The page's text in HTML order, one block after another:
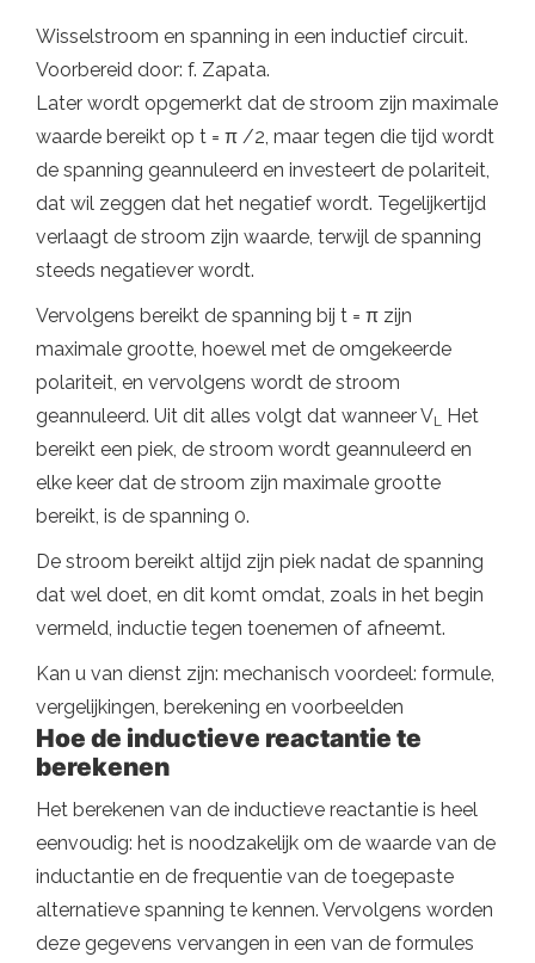
Wisselstroom en spanning in een inductief circuit.
Voorbereid door: f. Zapata.
Later wordt opgemerkt dat de stroom zijn maximale
waarde bereikt op t = π /2, maar tegen die tijd wordt
de spanning geannuleerd en investeert de polariteit,
dat wil zeggen dat het negatief wordt. Tegelijkertijd
verlaagt de stroom zijn waarde, terwijl de spanning
steeds negatiever wordt.
Vervolgens bereikt de spanning bij t = π zijn
maximale grootte, hoewel met de omgekeerde
polariteit, en vervolgens wordt de stroom
geannuleerd. Uit dit alles volgt dat wanneer VL
Het
bereikt een piek, de stroom wordt geannuleerd en
elke keer dat de stroom zijn maximale grootte
bereikt, is de spanning 0.
De stroom bereikt altijd zijn piek nadat de spanning
dat wel doet, en dit komt omdat, zoals in het begin
vermeld, inductie tegen toenemen of afneemt.
Kan u van dienst zijn: mechanisch voordeel: formule,
vergelijkingen, berekening en voorbeelden
Hoe de inductieve reactantie te
berekenen
Het berekenen van de inductieve reactantie is heel
eenvoudig: het is noodzakelijk om de waarde van de
inductantie en de frequentie van de toegepaste
alternatieve spanning te kennen. Vervolgens worden
deze gegevens vervangen in een van de formules